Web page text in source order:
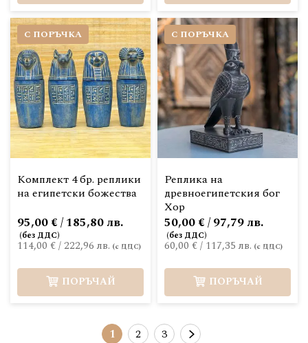
С ПОРЪЧКА
Комплект 4 бр. реплики
на египетски божества
114,00 €/222,96 лв.
95,00 € / 185,80 лв.
ПОРЪЧАЙ
С ПОРЪЧКА
Реплика на
древноегипетския бог
Хор
60,00 €/ 117,35 лв.
50,00 € / 97,79 лв.
ПОРЪЧАЙ
Страница
В момента четете страница
1 Страница
2 Страница
3 Страница
Следващ